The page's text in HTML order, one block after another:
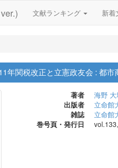
文献ランキング 新着
年関税改正と立憲政友会 : 都
著者
海野
出版者
立命館
雑誌
立命館
巻号頁・発行日